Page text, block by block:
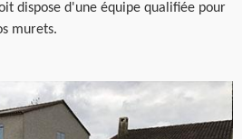
dispose d'une équipe qualifiée pour
murets.